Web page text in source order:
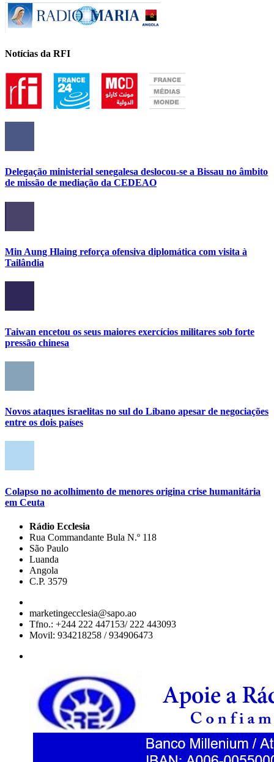
Notícias da RFI
Delegação ministerial senegalesa deslocou-se a Bissau no âmbito
de missão de mediação da CEDEAO
Min Aung Hlaing reforça ofensiva diplomática com visita à
Tailândia
Taiwan encetou os seus maiores exercícios militares sob forte
pressão chinesa
Novos ataques israelitas no sul do Líbano apesar de negociações
entre os dois países
Colapso no acolhimento de menores origina crise humanitária
em Ceuta
Rádio Ecclesia
Rua Commandante Bula N.º 118
São Paulo
Luanda
Angola
C.P. 3579
marketingecclesia@sapo.ao
Tfno.: +244 222 447153/ 222 443093
Movil: 934218258 / 934906473